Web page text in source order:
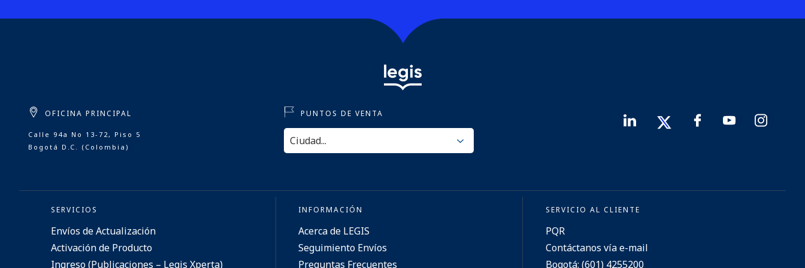
OFICINA PRINCIPAL
Calle 94a No 13-72, Piso 5
Bogotá D.C. (Colombia)
PUNTOS DE VENTA
SERVICIOS
Envíos de Actualización
Activación de Producto
Ingreso (Publicaciones – Legis Xperta)
INFORMACIÓN
Acerca de LEGIS
Seguimiento Envíos
Preguntas Frecuentes
SERVICIO AL CLIENTE
PQR
Contáctanos vía e-mail
Bogotá: (601) 4255200